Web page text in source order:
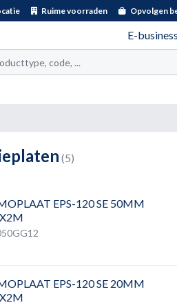
Ruime voorraden Opvolgen
E-
(5)
EPS-120 SE 50MM
EPS-120 SE 20MM